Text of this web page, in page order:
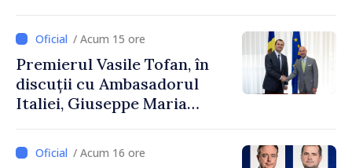
Uygar Mustafa Sertel
/ Acum 15 ore
Premierul Vasile Tofan, în
discuții cu Ambasadorul
Italiei, Giuseppe Maria
/ Acum 16 ore